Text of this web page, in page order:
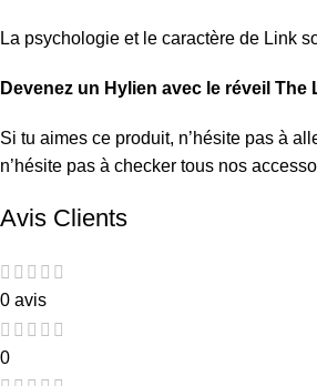
La psychologie et le caractère de Link
Devenez un Hylien avec le réveil The
Si tu aimes ce produit, n’hésite pas à
n’hésite pas à checker tous nos
Avis Clients
0 avis
0